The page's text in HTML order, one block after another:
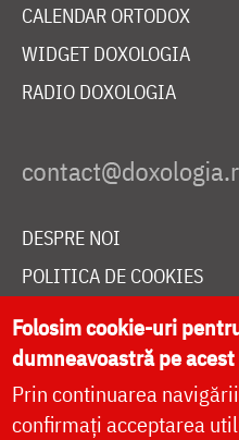
CALENDAR ORTODOX
WIDGET DOXOLOGIA
RADIO DOXOLOGIA
DESPRE NOI
POLITICA DE COOKIES
DONEAZĂ ONLINE
LIVE
Folosim cookie-uri
dumneavoastră pe
Prin continuarea
confirmați acceptarea